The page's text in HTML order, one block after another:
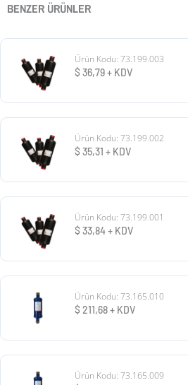
BENZER ÜRÜNLER
Ürün Kodu: 73.199.003
$ 36,79+ KDV
Ürün Kodu: 73.199.002
$ 35,31 + KDV
Ürün Kodu: 73.199.001
$ 33,84+ KDV
Ürün Kodu: 73.165.010
$ 211,68+ KDV
Ürün Kodu: 73.165.009